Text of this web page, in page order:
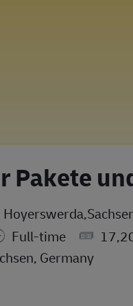
Pakete
Full-time
Germany